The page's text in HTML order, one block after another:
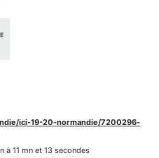
ici-19-20-normandie/7200296-
à 11 mn et 13 secondes